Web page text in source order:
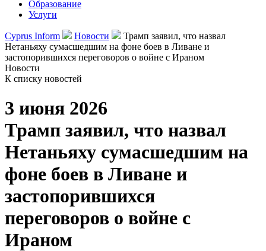
Образование
Услуги
Cyprus Inform Новости
Трамп заявил, что назвал
Нетаньяху сумасшедшим на фоне боев в Ливане и
застопорившихся переговоров о войне с Ираном
Новости
К списку новостей
3 июня 2026
Трамп заявил, что назвал
Нетаньяху сумасшедшим на
фоне боев в Ливане и
застопорившихся
переговоров о войне с
Ираном